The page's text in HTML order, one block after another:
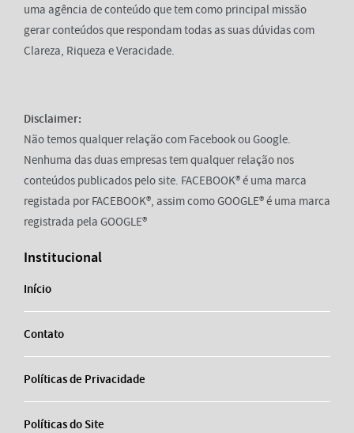
uma agência de conteúdo que tem como principal missão
gerar conteúdos que respondam todas as suas dúvidas com
Clareza, Riqueza e Veracidade.
Disclaimer:
Não temos qualquer relação com Facebook ou Google.
Nenhuma das duas empresas tem qualquer relação nos
conteúdos publicados pelo site. FACEBOOK® é uma marca
registada por FACEBOOK®, assim como GOOGLE® é uma marca
registrada pela GOOGLE®
Institucional
Início
Contato
Políticas de Privacidade
Políticas do Site